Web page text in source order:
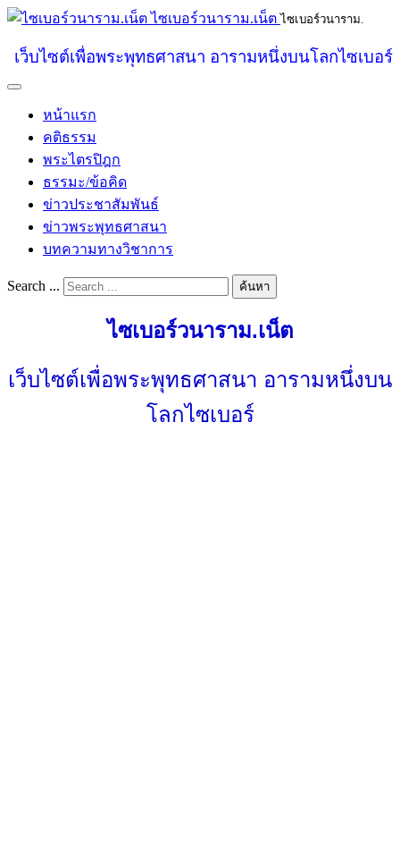
ไซเบอร์วนาราม.เน็ต ไซเบอร์วนาราม.
เว็บไซต์เพื่อพระพุทธศาสนา อารามหนึ่งบนโลกไซเบอร์
หน้าแรก
คติธรรม
พระไตรปิฎก
ธรรมะ/ข้อคิด
ข่าวประชาสัมพันธ์
ข่าวพระพุทธศาสนา
บทความทางวิชาการ
Search ... ค้นหา
ไซเบอร์วนาราม.เน็ต
เว็บไซต์เพื่อพระพุทธศาสนา อารามหนึ่งบน
โลกไซเบอร์